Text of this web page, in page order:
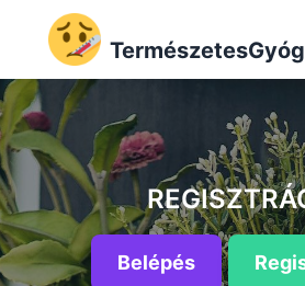
Belépés